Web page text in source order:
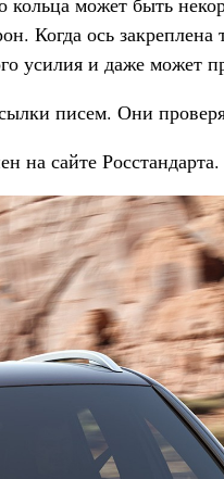
Когда ось закреплена
усилия и даже может
писем. Они
на сайте Росстандарта.